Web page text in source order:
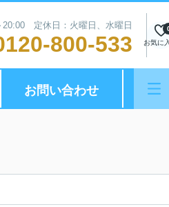
20:00 定休日：火曜日、水曜日
800-533 お気に
お問い合わせ